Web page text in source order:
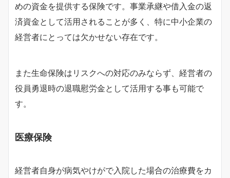
めの資金を提供する保険です。事業承継や借入金の返
済資金として活用されることが多く、特に中小企業の
経営者にとっては欠かせない存在です。
また生命保険はリスクへの対応のみならず、経営者の
役員勇退時の退職慰労金として活用する事も可能で
す。
医療保険
経営者自身が病気やけがで入院した場合の治療費をカ